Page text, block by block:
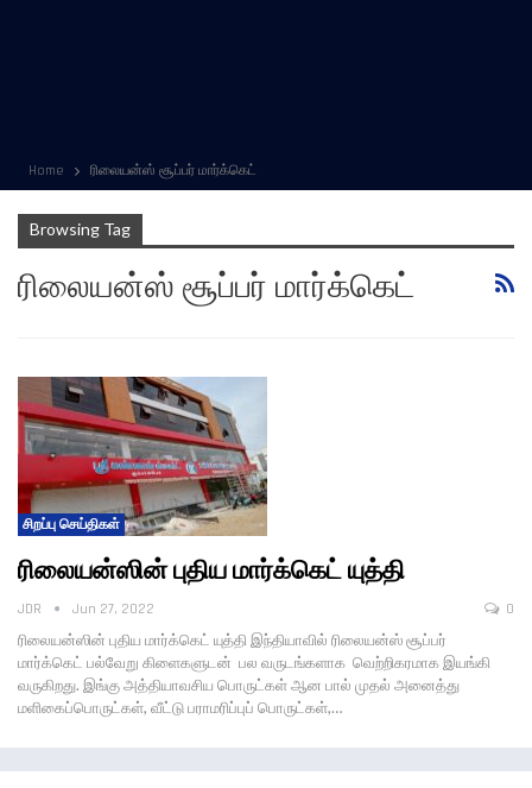
Home ரிலையன்ஸ் சூப்பர் மார்க்கெட்
Browsing Tag
ரிலையன்ஸ் சூப்பர் மார்க்கெட்
சிறப்பு செய்திகள்
ரிலையன்ஸின் புதிய மார்க்கெட் யுத்தி
JDR Jun 27, 2022 0
ரிலையன்ஸின் புதிய மார்க்கெட் யுத்தி இந்தியாவில் ரிலையன்ஸ் சூப்பர்
மார்க்கெட் பல்வேறு கிளைகளுடன் பல வருடங்களாக வெற்றிகரமாக இயங்கி
வருகிறது. இங்கு அத்தியாவசிய பொருட்கள் ஆன பால் முதல் அனைத்து
மளிகைப்பொருட்கள், வீட்டு பராமரிப்புப் பொருட்கள்,…